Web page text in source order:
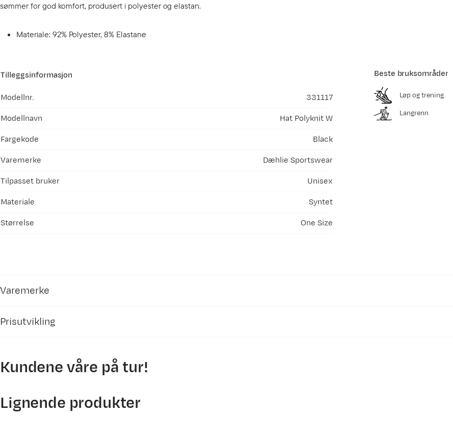
sømmer for god komfort, produsert i polyester og elastan.
Materiale: 92% Polyester, 8% Elastane
Tilleggsinformasjon
Modellnr.
331117
Modellnavn
Hat Polyknit W
Fargekode
Black
Varemerke
Dæhlie Sportswear
Tilpasset bruker
Unisex
Materiale
Syntet
Størrelse
One Size
Beste bruksområder
Løp og trening
Langrenn
Varemerke
Prisutvikling
300
350
Kundene våre på tur!
Lignende produkter